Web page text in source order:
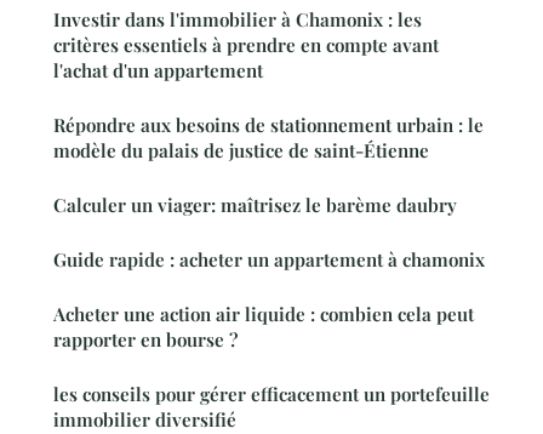
Investir dans l'immobilier à Chamonix : les
critères essentiels à prendre en compte avant
l'achat d'un appartement
Répondre aux besoins de stationnement urbain : le
modèle du palais de justice de saint-Étienne
Calculer un viager: maîtrisez le barème daubry
Guide rapide : acheter un appartement à chamonix
Acheter une action air liquide : combien cela peut
rapporter en bourse ?
les conseils pour gérer efficacement un portefeuille
immobilier diversifié